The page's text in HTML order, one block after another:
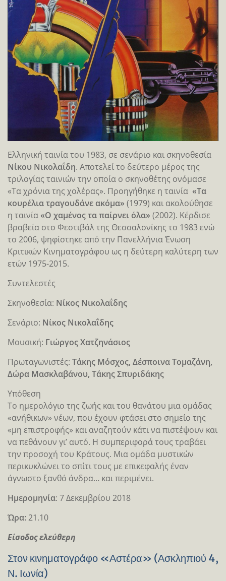
Ελληνική ταινία του 1983, σε σενάριο και σκηνοθεσία
Νίκου Νικολαΐδη. Αποτελεί το δεύτερο μέρος της
τριλογίας ταινιών την οποία ο σκηνοθέτης ονόμασε
«Τα χρόνια της χολέρας». Προηγήθηκε η ταινία «Τα
κουρέλια τραγουδάνε ακόμα» (1979) και ακολούθησε
η ταινία«Ο χαμένος τα παίρνει όλα» (2002). Κέρδισε
βραβεία στο Φεστιβάλ της Θεσσαλονίκης το 1983 ενώ
το 2006, ψηφίστηκε από την Πανελλήνια Ένωση
Κριτικών Κινηματογράφου ως η δεύτερη καλύτερη των
ετών 1975-2015.
Συντελεστές
Σκηνοθεσία: Νίκος Νικολαΐδης
Σενάριο: Νίκος Νικολαΐδης
Μουσική: Γιώργος Χατζηνάσιος
Πρωταγωνιστές: Τάκης Μόσχος, Δέσποινα Τομαζάνη,
Δώρα Μασκλαβάνου, Τάκης Σπυριδάκης
Υπόθεση
Το ημερολόγιο της ζωής και του θανάτου μια ομάδας
«ανήθικων» νέων, που έχουν φτάσει στο σημείο της
«μη επιστροφής» και αναζητούν κάτι να πιστέψουν και
να πεθάνουν γι’ αυτό. Η συμπεριφορά τους τραβάει
την προσοχή του Κράτους. Μια ομάδα μυστικών
περικυκλώνει το σπίτι τους με επικεφαλής έναν
άγνωστο ξανθό άνδρα… και περιμένει.
Ημερομηνία: 7 Δεκεμβρίου 2018
Ώρα:21.10
Είσοδος ελεύθερη
Στον κινηματογράφο «Αστέρα» (Ασκληπιού 4,
Ν. Ιωνία)